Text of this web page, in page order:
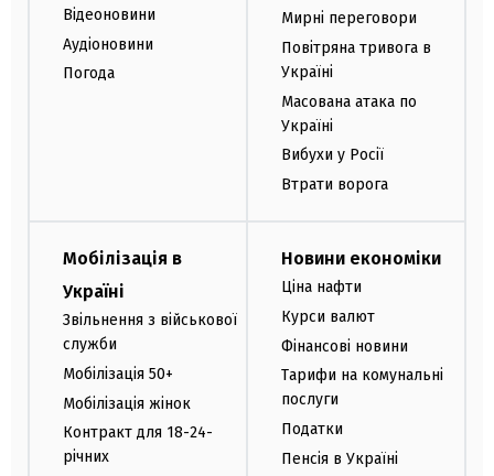
Відеоновини
Аудіоновини
Погода
Мирні переговори
Повітряна тривога в
Україні
Масована атака по
Україні
Вибухи у Росії
Втрати ворога
Мобілізація в
Україні
Звільнення з військової
служби
Мобілізація 50+
Мобілізація жінок
Контракт для 18-24-
річних
Новини економіки
Ціна нафти
Курси валют
Фінансові новини
Тарифи на комунальні
послуги
Податки
Пенсія в Україні